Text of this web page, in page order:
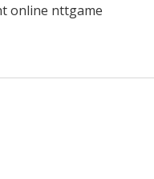
online nttgame